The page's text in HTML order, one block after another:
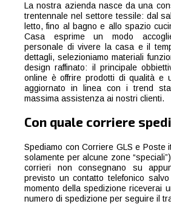
La nostra azienda nasce da una
trentennale nel settore tessile: dal
letto, fino al bagno e allo spazio
Casa esprime un modo
personale di vivere la casa e il
dettagli, selezioniamo materiali
design raffinato: il principale
online è offrire prodotti di qualità e
aggiornato in linea con i trend
massima assistenza ai nostri clienti.
Con quale corriere
Spediamo con Corriere GLS e Poste
solamente per alcune zone
corrieri non consegnano su
previsto un contatto telefonico
momento della spedizione riceverai
numero di spedizione per seguire il